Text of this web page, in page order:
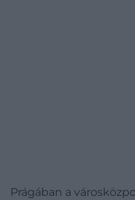
Prágában a